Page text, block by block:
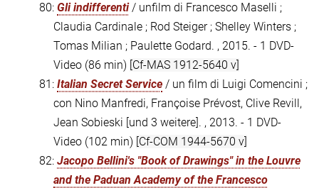
80: Gli indifferenti/ unfilm di Francesco Maselli ;
Claudia Cardinale ; Rod Steiger ; Shelley Winters ;
Tomas Milian ; Paulette Godard. , 2015. - 1 DVD-
Video (86 min) [Cf-MAS 1912-5640 v]
81: Italian Secret Service / un film di Luigi Comencini ;
con Nino Manfredi, Françoise Prévost, Clive Revill,
Jean Sobieski [und 3 weitere]. , 2013. - 1 DVD-
Video (102 min) [Cf-COM 1944-5670 v]
82: Jacopo Bellini's "Book of Drawings" in the Louvre
and the Paduan Academy of the Francesco